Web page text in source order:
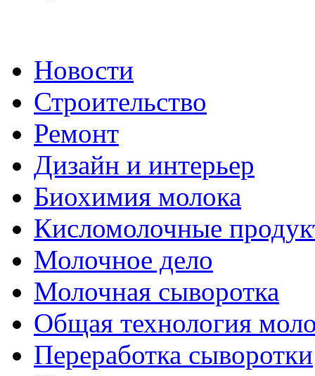
Новости
Строительство
Ремонт
Дизайн и интерьер
Биохимия молока
Кисломолочные
Молочное дело
Молочная сыворотка
Общая технология
Переработка сыворотки